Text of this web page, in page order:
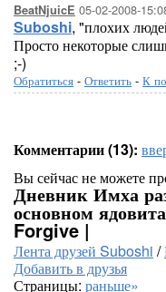
BeatNjuicE 05-02-2008-
Suboshi, "плохих
Просто некоторые
;-)
Обратиться - Ответить - К
Комментарии (13):
Вы сейчас не можете
Дневник Имха
основном
Forgive |
Лента друзей Suboshi /
Добавить в друзья
Страницы: раньше»